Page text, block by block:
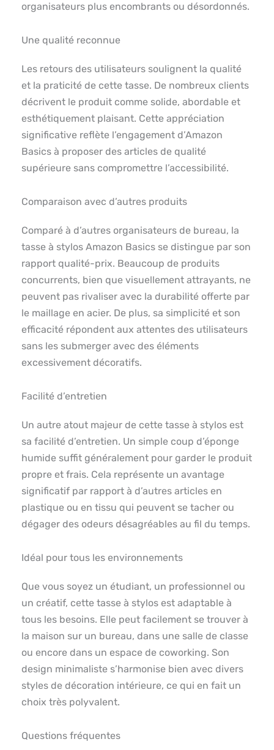
organisateurs plus encombrants ou désordonnés.
Une qualité reconnue
Les retours des utilisateurs soulignent la qualité
et la praticité de cette tasse. De nombreux clients
décrivent le produit comme solide, abordable et
esthétiquement plaisant. Cette appréciation
significative reflète l’engagement d’Amazon
Basics à proposer des articles de qualité
supérieure sans compromettre l’accessibilité.
Comparaison avec d’autres produits
Comparé à d’autres organisateurs de bureau, la
tasse à stylos Amazon Basics se distingue par son
rapport qualité-prix. Beaucoup de produits
concurrents, bien que visuellement attrayants, ne
peuvent pas rivaliser avec la durabilité offerte par
le maillage en acier. De plus, sa simplicité et son
efficacité répondent aux attentes des utilisateurs
sans les submerger avec des éléments
excessivement décoratifs.
Facilité d’entretien
Un autre atout majeur de cette tasse à stylos est
sa facilité d’entretien. Un simple coup d’éponge
humide suffit généralement pour garder le produit
propre et frais. Cela représente un avantage
significatif par rapport à d’autres articles en
plastique ou en tissu qui peuvent se tacher ou
dégager des odeurs désagréables au fil du temps.
Idéal pour tous les environnements
Que vous soyez un étudiant, un professionnel ou
un créatif, cette tasse à stylos est adaptable à
tous les besoins. Elle peut facilement se trouver à
la maison sur un bureau, dans une salle de classe
ou encore dans un espace de coworking. Son
design minimaliste s’harmonise bien avec divers
styles de décoration intérieure, ce qui en fait un
choix très polyvalent.
Questions fréquentes